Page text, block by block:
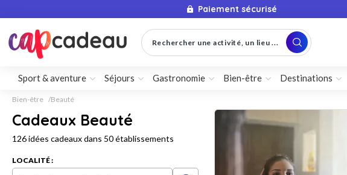
Paiement sécurisé
Rechercher une activité, un lieu ...
Sport & aventure Séjours Gastronomie Bien-être Destinations
Bien-être Beauté
Cadeaux Beauté
126 idées cadeaux dans 50 établissements
LOCALITÉ :